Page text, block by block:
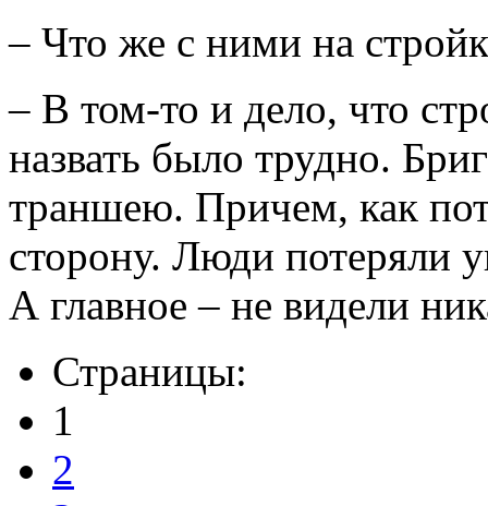
– Что же с ними на
– В том-то и дело, что
назвать было трудно.
траншею. Причем, как
сторону. Люди потеряли
А главное – не видели
Страницы:
1
2